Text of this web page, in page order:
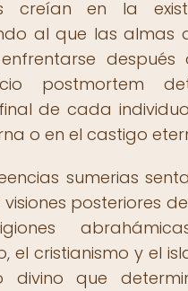
creían en la
al que las almas
después
postmortem
de cada
o en el castigo
sumerias
posteriores
el cristianismo y el
divino que